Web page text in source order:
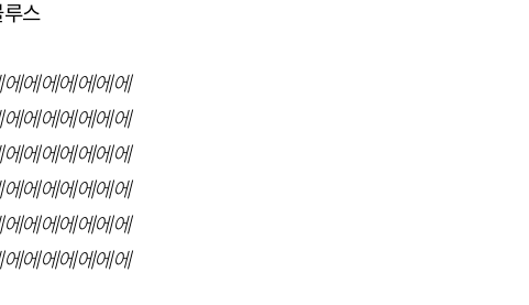
루스
에에에에에에에
에에에에에에에
에에에에에에에
에에에에에에에
에에에에에에에
에에에에에에에